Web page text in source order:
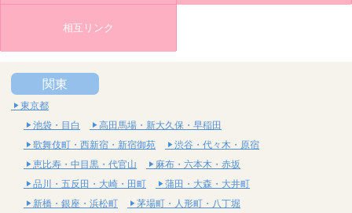
相互リンク
関東
東京都
池袋・目白
高田馬場・新大久保・早稲田
歌舞伎町・西新宿・新宿御苑
渋谷・代々木・原宿
恵比寿・中目黒・代官山
麻布・六本木・赤坂
品川・五反田・大崎・田町
蒲田・大森・大井町
新橋・銀座・浜松町
茅場町・人形町・八丁堀